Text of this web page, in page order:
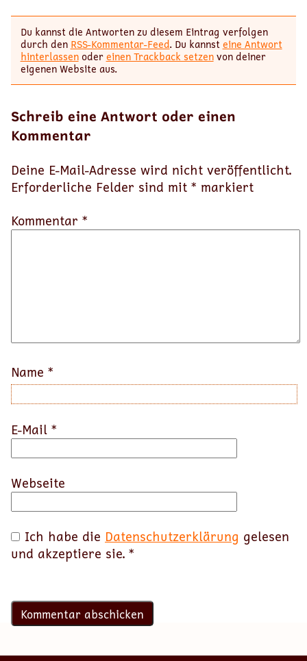
Du kannst die Antworten zu diesem Eintrag verfolgen
durch den RSS-Kommentar-Feed. Du kannsteine Antwort
hinterlassenodereinen Trackback setzenvon deiner
eigenen Website aus.
Schreib eine Antwort oder einen
Kommentar
Deine E-Mail-Adresse wird nicht veröffentlicht.
Erforderliche Felder sind mit * markiert
Kommentar *
Name *
E-Mail *
Webseite
Ich habe die Datenschutzerklärung gelesen
und akzeptiere sie. *